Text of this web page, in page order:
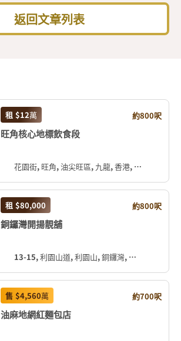
返回文章列表
租 $12萬 約800呎
旺角核心地標飲食段
花園街, 旺角, 油尖旺區, 九龍, 香港, 中国
租 $80,000 約800呎
銅鑼灣開揚靚舖
13-15, 利園山道, 利園山, 銅鑼灣, 灣仔區, 香港島, 香港, 中国
售 $4,560萬 約700呎
油麻地網紅麵包店